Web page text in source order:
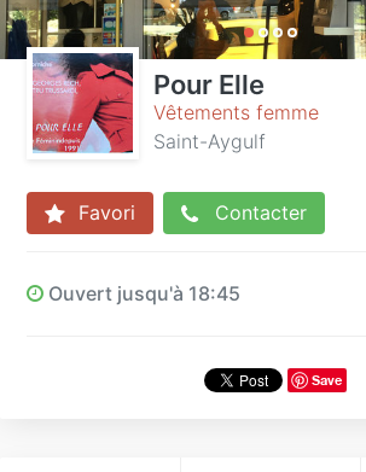
Pour Elle
Vêtements femme
Saint-Aygulf
Favori Contacter
Ouvert jusqu'à 18:45
Save